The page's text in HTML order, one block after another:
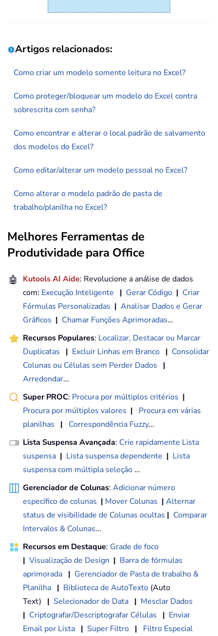
Artigos relacionados:
Como criar um modelo somente leitura no Excel?
Como proteger/bloquear um modelo do Excel contra
sobrescrita com senha?
Como encontrar e alterar o local padrão de salvamento
dos modelos do Excel?
Como editar/alterar um modelo pessoal no Excel?
Como alterar o modelo padrão de pasta de
trabalho/planilha no Excel?
Melhores Ferramentas de
Produtividade para Office
🤖 Kutools AI Aide: Revolucione a análise de dados
com: Execução Inteligente | Gerar Código | Criar
Fórmulas Personalizadas | Analisar Dados e Gerar
Gráficos | Chamar Funções Aprimoradas…
Recursos Populares: Localizar, Destacar ou Marcar
Duplicatas
| Excluir Linhas em Branco | Consolidar
Colunas ou Células sem Perder Dados
|
Arredondar...
Super PROC: Procura por múltiplos critérios |
Procura por múltiplos valores |
Procura em várias
planilhas
| Correspondência Fuzzy...
Lista Suspensa Avançada: Crie rapidamente Lista
suspensa | Lista suspensa dependente | Lista
suspensa com múltipla seleção ...
Gerenciador de Colunas: Adicionar número
específico de colunas | Mover Colunas | Alternar
status de visibilidade de Colunas ocultas | Comparar
Intervalos & Colunas...
Recursos em Destaque: Grade de foco
| Visualização de Design | Barra de fórmulas
aprimorada | Gerenciador de Pasta de trabalho &
Planilha | Biblioteca de AutoTexto (Auto
Text) | Selecionador de Data | Mesclar Dados
| Criptografar/Descriptografar Células | Enviar
Email por Lista | Super Filtro |
Filtro Especial